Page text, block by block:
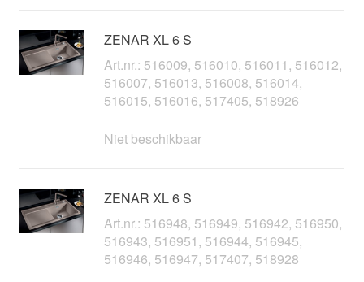
ZENAR XL 6 S
Art.nr.: 516009, 516010, 516011, 516012,
516007, 516013, 516008, 516014,
516015, 516016, 517405, 518926
Niet beschikbaar
ZENAR XL 6 S
Art.nr.: 516948, 516949, 516942, 516950,
516943, 516951, 516944, 516945,
516946, 516947, 517407, 518928